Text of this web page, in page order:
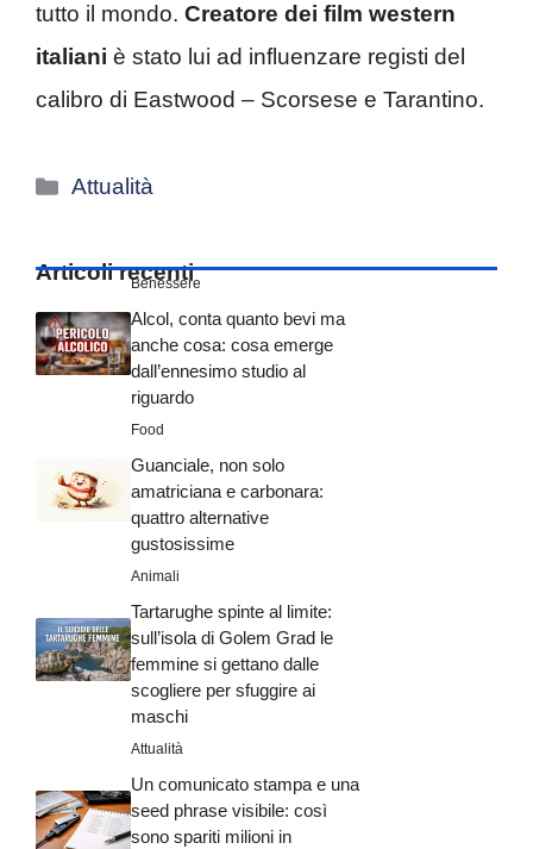
tutto il mondo. Creatore dei film western
italiani è stato lui ad influenzare registi del
calibro di Eastwood – Scorsese e Tarantino.
Categorie
Attualità
Articoli recenti
Benessere
Alcol, conta quanto bevi ma
anche cosa: cosa emerge
dall’ennesimo studio al
riguardo
Food
Guanciale, non solo
amatriciana e carbonara:
quattro alternative
gustosissime
Animali
Tartarughe spinte al limite:
sull’isola di Golem Grad le
femmine si gettano dalle
scogliere per sfuggire ai
maschi
Attualità
Un comunicato stampa e una
seed phrase visibile: così
sono spariti milioni in